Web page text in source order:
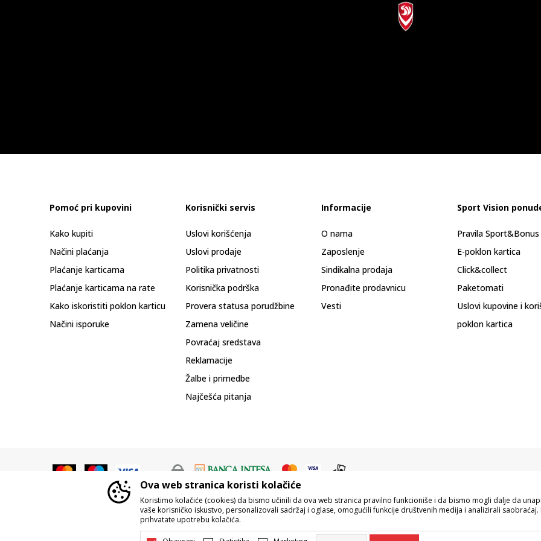
Pomoć pri kupovini
Kako kupiti
Načini plaćanja
Plaćanje karticama
Plaćanje karticama na rate
Kako iskoristiti poklon karticu
Načini isporuke
Korisnički servis
Uslovi korišćenja
Uslovi prodaje
Politika privatnosti
Korisnička podrška
Provera statusa porudžbine
Zamena veličine
Povraćaj sredstava
Reklamacije
Žalbe i primedbe
Najčešća pitanja
Informacije
O nama
Zaposlenje
Sindikalna prodaja
Pronađite prodavnicu
Vesti
Sport Vision
Pravila
E-poklon kartica
Click&collect
Paketomati
Uslovi kupovine i
poklon kartica
Nastojimo da budemo što precizniji u opisu proizvoda, prikazu slika i samih cena, ali ne možemo garantovati da su
Svi artikli prikazani na sajtu su deo naše ponude i ne podrazumeva da su dostupni u svakom trenutku.
Ova web stranica koristi kolačiće
Koristimo kolačiće (cookies) da bismo učinili da ova web stranica pravilno funkcioniše i da bismo mogli dalje da
vaše korisničko iskustvo, personalizovali sadržaj i oglase, omogućili funkcije društvenih medija i analizirali
prihvatate upotrebu kolačića.